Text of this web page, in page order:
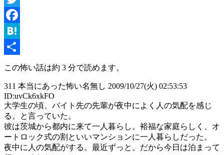
Twitter
Facebook
Hatena
この怖い話は約 3 分で読めます。
311 本当にあった怖い名無し 2009/10/27(火) 02:53:53
ID:uvCk6xkFO
大学生の頃、バイト先の先輩が夜中によく人の気配を感じ
る。と言っていた。
彼は茨城から都内に来て一人暮らし。裕福な家庭らしく、オ
ートロック式の割といいマンションに一人暮らしだった。
夜中に人の気配がする。最近ずっと。だから今日は泊まって